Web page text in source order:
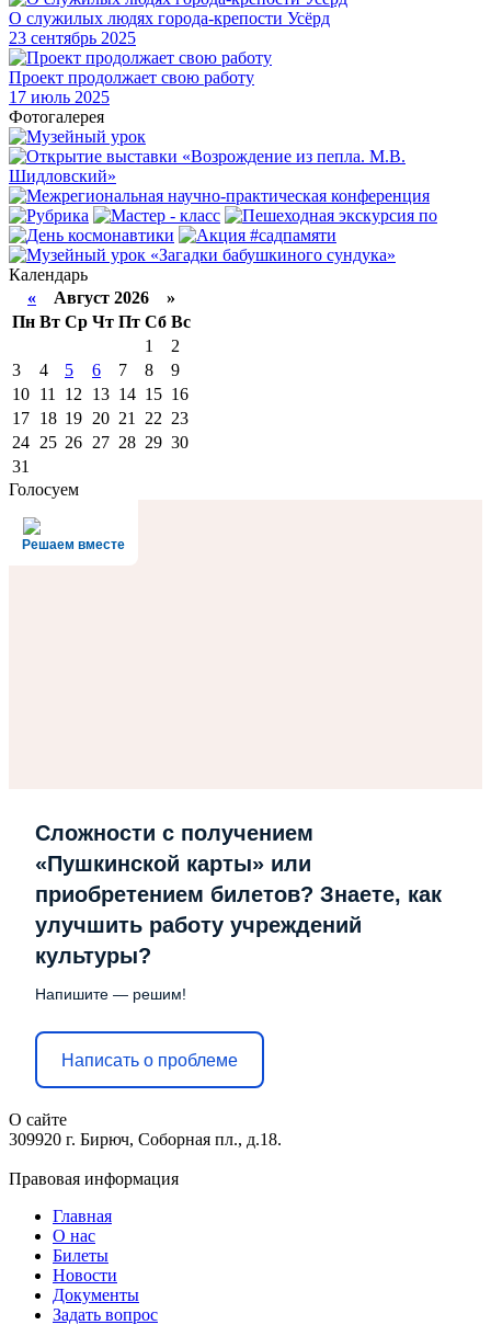
О служилых людях города-крепости Усёрд
23 сентябрь 2025
Проект продолжает свою работу
17 июль 2025
Фотогалерея
Календарь
« Август 2026 »
Пн Вт Ср Чт Пт Сб Вс
1
2
3
4 5 6 7 8
9
10 11 12 13 14 15 16
17 18 19 20 21 22 23
24 25 26 27 28 29 30
31
Голосуем
Решаем вместе
Сложности с получением
«Пушкинской карты» или
приобретением билетов? Знаете, как
улучшить работу учреждений
культуры?
Напишите — решим!
Написать о проблеме
О сайте
309920 г. Бирюч, Соборная пл., д.18.
Правовая информация
Главная
О нас
Билеты
Новости
Документы
Задать вопрос